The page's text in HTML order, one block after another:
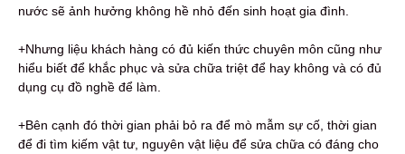
nước sẽ ảnh hưởng không hề nhỏ đến sinh hoạt gia đình.
+Nhưng liệu khách hàng có đủ kiến thức chuyên môn cũng như
hiểu biết để khắc phục và sửa chữa triệt để hay không và có đủ
dụng cụ đồ nghề để làm.
+Bên cạnh đó thời gian phải bỏ ra để mò mẫm sự cố, thời gian
để đi tìm kiếm vật tư, nguyên vật liệu để sửa chữa có đáng cho